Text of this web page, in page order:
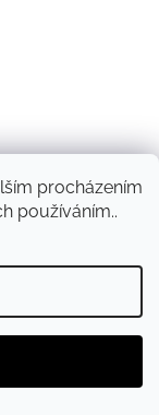
procházením
používáním..